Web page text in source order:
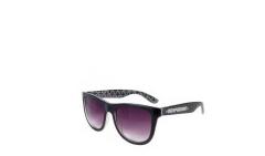
Quick View